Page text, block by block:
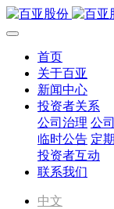
首页
关于百亚
新闻中心
投资者关系
公司治理 公
临时公告 定
投资者互动
联系我们
中文